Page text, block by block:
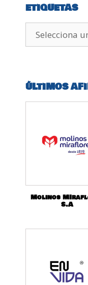
ETIQUETAS
ÚLTIMOS
Molinos
S.A